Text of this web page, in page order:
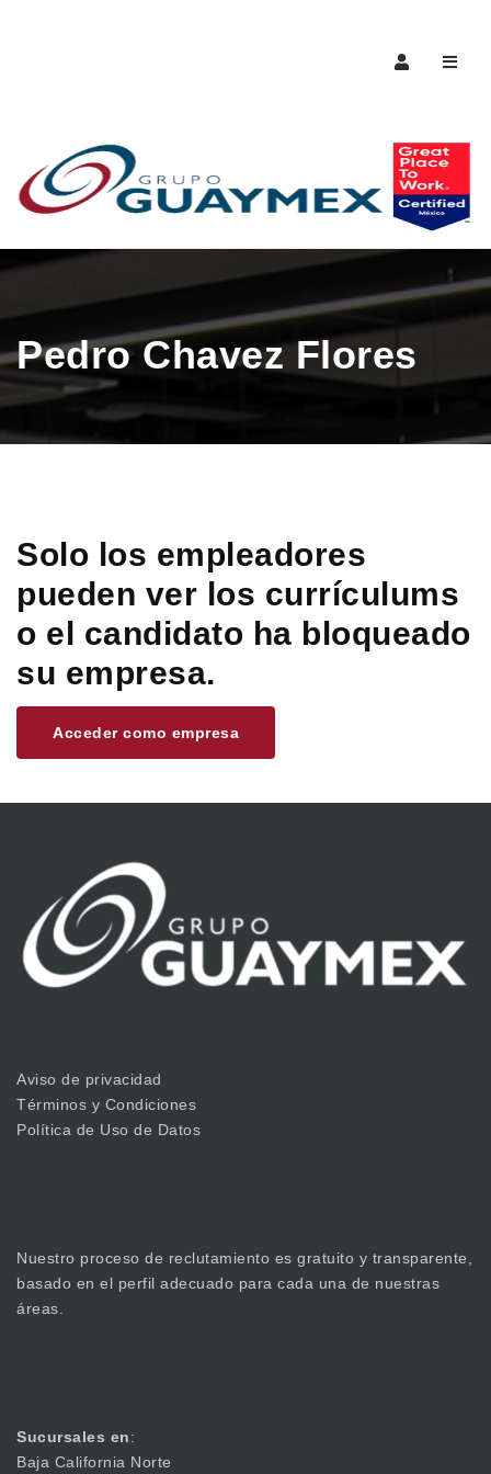
Pedro Chavez Flores
Solo los empleadores
pueden ver los currículums
o el candidato ha bloqueado
su empresa.
Acceder como empresa
Aviso de privacidad
Términos y Condiciones
Política de Uso de Datos
Nuestro proceso de reclutamiento es gratuito y transparente,
basado en el perfil adecuado para cada una de nuestras
áreas.
Sucursales en:
Baja California Norte